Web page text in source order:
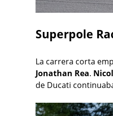
Superpole
La carrera corta
Jonathan Rea.
de Ducati